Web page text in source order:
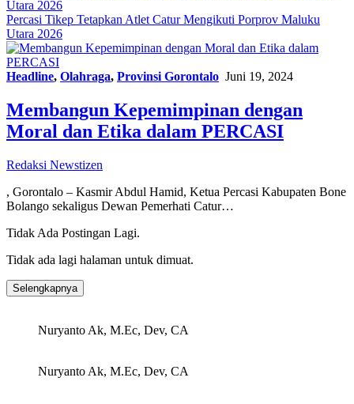
Percasi Tikep Tetapkan Atlet Catur Mengikuti Porprov Maluku
Utara 2026
Headline, Olahraga, Provinsi Gorontalo Juni 19, 2024
Membangun Kepemimpinan dengan
Moral dan Etika dalam PERCASI
Redaksi Newstizen
, Gorontalo – Kasmir Abdul Hamid, Ketua Percasi Kabupaten Bone
Bolango sekaligus Dewan Pemerhati Catur…
Tidak Ada Postingan Lagi.
Tidak ada lagi halaman untuk dimuat.
Selengkapnya
Nuryanto Ak, M.Ec, Dev, CA
Nuryanto Ak, M.Ec, Dev, CA